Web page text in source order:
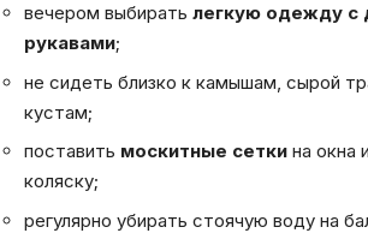
вечером выбирать легкую одежду с
рукавами;
не сидеть близко к камышам, сырой
кустам;
поставить москитные сетки на окна
коляску;
регулярно убирать стоячую воду на